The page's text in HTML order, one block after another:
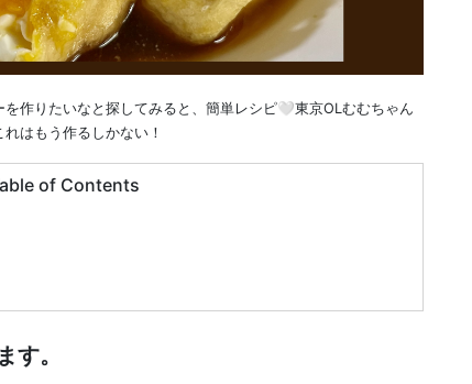
作りたいなと探してみると、簡単レシピ🤍東京OLむむちゃん
はもう作るしかない！
of Contents
す。